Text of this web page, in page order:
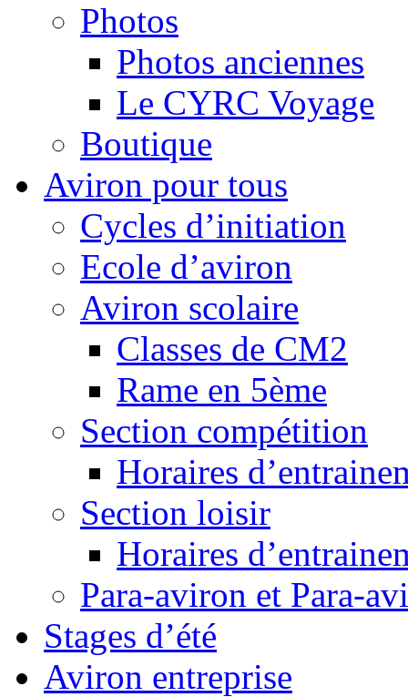
Photos
Photos anciennes
Le CYRC Voyage
Boutique
Aviron pour tous
Cycles d’initiation
Ecole d’aviron
Aviron scolaire
Classes de CM2
Rame en 5ème
Section compétition
Horaires
Section loisir
Horaires
Para-aviron et Para-
Stages d’été
Aviron entreprise